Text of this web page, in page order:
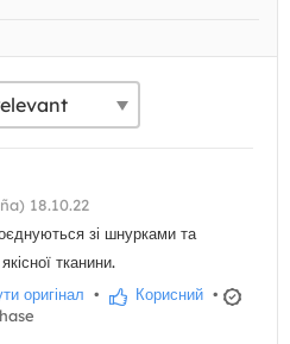
18.10.22
зі шнурками та
тканини.
оригінал • Корисний •